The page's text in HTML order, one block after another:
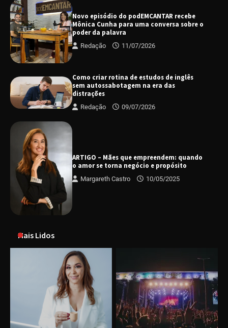
Novo episódio do podEMCANTAR recebe
Mônica Cunha para uma conversa sobre o
poder da palavra
Redação 11/07/2026
Como criar rotina de estudos de inglês
sem autossabotagem na era das
distrações
Redação 09/07/2026
ARTIGO – Mães que empreendem: quando
o amor se torna negócio e propósito
Margareth Castro 10/05/2025
Mais Lidos